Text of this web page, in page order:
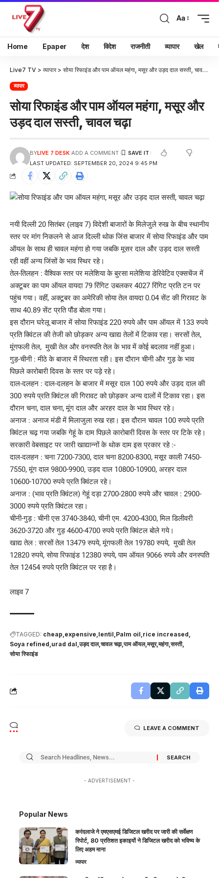
Aa
Home Epaper देश विदेश राजनीती व्यापार खेल
Live7 TV > व्यापार> सोया रिफाइंड और पाम ऑयल महंगा, मसूर और उड़द दाल सस्ती, चावल चढ़ा
व्यापार
सोया रिफाइंड और पाम ऑयल महंगा, मसूर और
उड़द दाल सस्ती, चावल चढ़ा
LAST UPDATED: SEPTEMBER 20, 2024 9:45 PM
BYLIVE 7 DESK ADD A COMMENT
नयी दिल्ली 20 सितंबर (लाइव 7) विदेशी बाजारों के मिलेजुले रुख के बीच स्थानीय
स्तर पर मांग निकलने से आज दिल्ली थोक जिंस बाजार में साेया रिफाइंड और पाम
ऑयल के साथ ही चावल महंगा हो गया जबकि मूसर दाल और उड़द दाल सस्ती
रही वहीं अन्य जिंसों के भाव स्थिर रहे।
तेल-तिलहन : वैश्विक स्तर पर मलेशिया के बुरसा मलेशिया डेरिवेटिव एक्सचेंज में
अक्टूबर का पाम ऑयल वायदा 79 रिंगिट उबलकर 4027 रिंगिट प्रति टन पर
पहुंच गया। वहीं, अक्टूबर का अमेरिकी सोया तेल वायदा 0.04 सेंट की गिरावट के
साथ 40.89 सेंट प्रति पौंड बोला गया।
इस दौरान घरेलू बाजार में सोया रिफाइंड 220 रुपये और पाम ऑयल में 133 रुपये
प्रति क्विंटल की तेजी को छोड़कर अन्य खाद्य तेलों में टिकाव रहा। सरसों तेल,
मूंगफली तेल, मुखी तेल और वनस्पति तेल के भाव में कोई बदलाव नहीं हुआ।
गुड़-चीनी : मीठे के बाजार में स्थिरता रही। इस दौरान चीनी और गुड़ के भाव
पिछले कारोबारी दिवस के स्तर पर पड़े रहे।
दाल-दलहन : दाल-दलहन के बाजार में मसूर दाल 100 रुपये और उड़द दाल की
300 रुपये प्रति क्विंटल की गिरावट को छोड़कर अन्य दालों में टिकाव रहा। इस
दौरान चना, दाल चना, मूंग दाल और अरहर दाल के भाव स्थिर रहे।
अनाज : अनाज मंडी में मिलाजुला रुख रहा। इस दौरान चावल 100 रुपये प्रति
क्विंटल चढ़ गया जबकि गेहूं के दाम पिछले कारोबारी दिवस के स्तर पर टिके रहे।
सरकारी वेबसाइट पर जारी खाद्यान्नों के थोक दाम इस प्रकार रहे :-
दाल-दलहन : चना 7200-7300, दाल चना 8200-8300, मसूर काली 7450-
7550, मूंग दाल 9800-9900, उड़द दाल 10800-10900, अरहर दाल
10600-10700 रुपये प्रति क्विंटल रहे।
अनाज : (भाव प्रति क्विंटल) गेहूं दड़ा 2700-2800 रुपये और चावल : 2900-
3000 रुपये प्रति क्विंटल रहा।
चीनी-गुड़ : चीनी एस 3740-3840, चीनी एम. 4200-4300, मिल डिलीवरी
3620-3720 और गुड़ 4600-4700 रुपये प्रति क्विंटल बोले गये।
खाद्य तेल : सरसों तेल 13479 रुपये, मूंगफली तेल 19780 रुपये, मुखी तेल
12820 रुपये, सोया रिफाइंड 12380 रुपये, पाम ऑयल 9066 रुपये और वनस्पति
तेल 12454 रुपये प्रति क्विंटल पर रहा है।
लाइव 7
TAGGED: cheap expensive lentil Palm oil rice increased
Soya refined urad dal उड़द दाल चावल चढ़ा पाम ऑयल मसूर महंगा सस्ती
सोया रिफाइंड
LEAVE A COMMENT
- ADVERTISEMENT -
Popular News
करंदलाजे ने एमएसएमई डिजिटल खरीद पर जारी की सर्वेक्षण
रिपोर्ट, 80 प्रतिशत इकाइयों ने डिजिटल खरीद को भविष्य के
लिए अहम माना
व्यापार